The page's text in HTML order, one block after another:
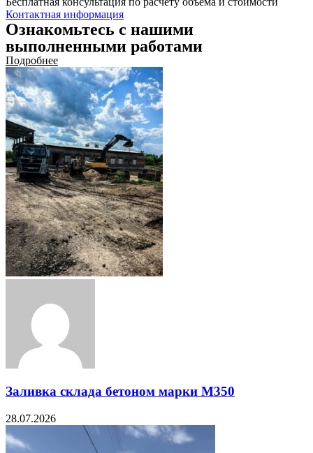
Контактная информация
Ознакомьтесь с нашими
выполненными работами
Подробнее
Заливка склада бетоном марки М350
28.07.2026